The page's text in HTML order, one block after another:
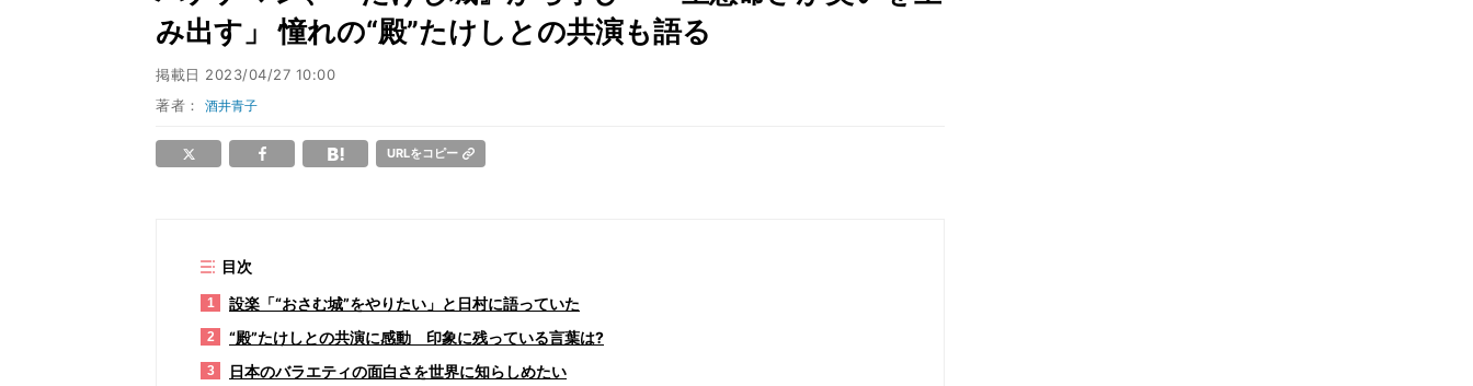
み出す」 憧れの“殿”たけしとの共演も語る
掲載日 2023/04/27 10:00
著者：酒井青子
URLをコピー
目次
1 設楽「“おさむ城”をやりたい」と日村に語っていた
2 “殿”たけしとの共演に感動 印象に残っている言葉は?
3 日本のバラエティの面白さを世界に知らしめたい